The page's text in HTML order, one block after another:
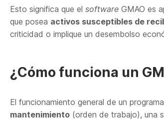
Esto significa que el software GMAO es
que posea activos susceptibles de
criticidad o implique un desembolso
¿Cómo funciona un
El funcionamiento general de un
mantenimiento (orden de trabajo), una